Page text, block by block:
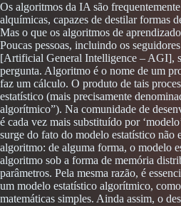
Os algoritmos da IA são
alquímicas, capazes de destilar formas
Mas o que os algoritmos de
Poucas pessoas, incluindo os
[Artificial General Intelligence – AGI],
pergunta. Algoritmo é o nome de um
faz um cálculo. O produto de tais
estatístico (mais precisamente
algorítmico”). Na comunidade de
é cada vez mais substituído por
surge do fato do modelo estatístico não
algoritmo: de alguma forma, o modelo
algoritmo sob a forma de memória
parâmetros. Pela mesma razão, é
um modelo estatístico algorítmico,
matemáticas simples. Ainda assim, o